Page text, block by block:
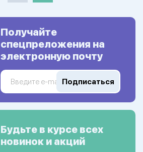
Получайте
спецпреложения на
электронную почту
Подписаться
Будьте в курсе всех
новинок и акций